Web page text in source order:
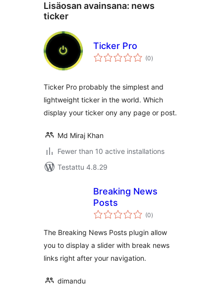
Lisäosan avainsana: news
ticker
Ticker Pro
(0arvosanat
yhteensä
)
Ticker Pro probably the simplest and
lightweight ticker in the world. Which
display your ticker ony any page or post.
Md Miraj Khan
Fewer than 10 active installations
Testattu 4.8.29
Breaking News
Posts
(0arvosanat
yhteensä
)
The Breaking News Posts plugin allow
you to display a slider with break news
links right after your navigation.
dimandu